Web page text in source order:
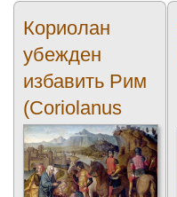
Кориолан
убежден
избавить Рим
(Coriolanus
persuaded by...